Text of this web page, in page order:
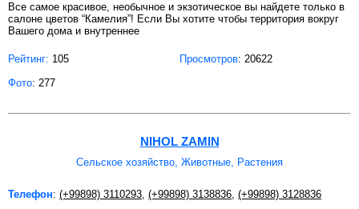
Все самое красивое, необычное и экзотическое вы найдете только в
салоне цветов “Камелия”! Если Вы хотите чтобы территория вокруг
Вашего дома и внутреннее
Рейтинг: 105 Просмотров: 20622
Фото: 277
NIHOL ZAMIN
Сельское хозяйство, Животные, Растения
Телефон: (+99898) 3110293, (+99898) 3138836, (+99898) 3128836